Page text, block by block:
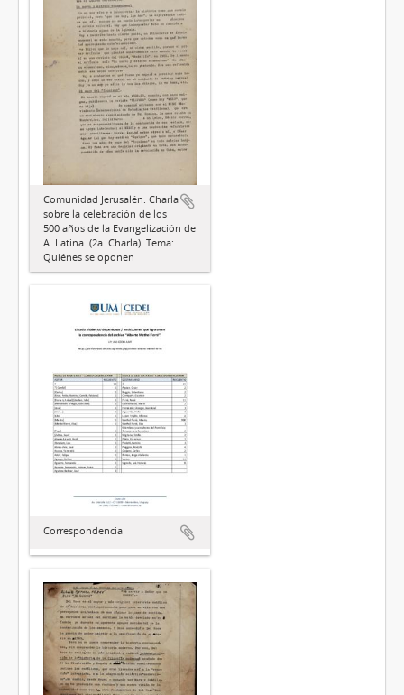
Comunidad Jerusalén. Charla
sobre la celebración de los
500 años de la Evangelización de
A. Latina. (2a. Charla). Tema:
Quiénes se oponen
Correspondencia